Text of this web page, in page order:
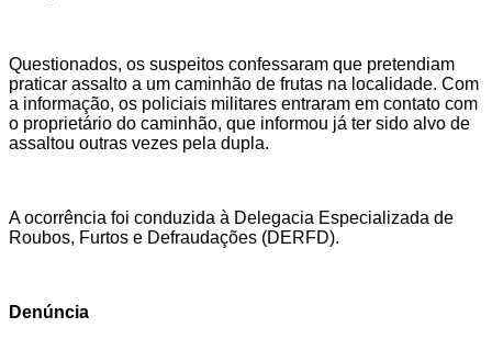
Questionados, os suspeitos confessaram que pretendiam
praticar assalto a um caminhão de frutas na localidade. Com
a informação, os policiais militares entraram em contato com
o proprietário do caminhão, que informou já ter sido alvo de
assaltou outras vezes pela dupla.
A ocorrência foi conduzida à Delegacia Especializada de
Roubos, Furtos e Defraudações (DERFD).
Denúncia